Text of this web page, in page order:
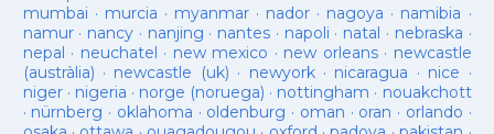
mumbai · murcia · myanmar· nador · nagoya · namibia ·
namur· nancy · nanjing · nantes · napoli · natal · nebraska ·
nepal · neuchatel · new mexico · new orleans· newcastle
(austràlia) · newcastle (uk) · newyork· nicaragua · nice ·
niger· nigeria · norge (noruega) · nottingham · nouakchott
· nürnberg · oklahoma · oldenburg · oman · oran · orlando ·